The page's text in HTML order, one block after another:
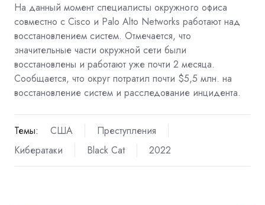
На данный момент специалисты окружного офиса
совместно с Cisco и Palo Alto Networks работают над
восстановлением систем. Отмечается, что
значительные части окружной сети были
восстановлены и работают уже почти 2 месяца.
Сообщается, что округ потратил почти $5,5 млн. на
восстановление систем и расследование инцидента.
Темы: США
Преступления
Кибератаки
Black Cat 2022